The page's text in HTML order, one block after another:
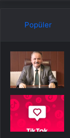
Popüler